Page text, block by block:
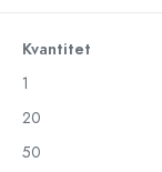
Kvantitet
1
20
50